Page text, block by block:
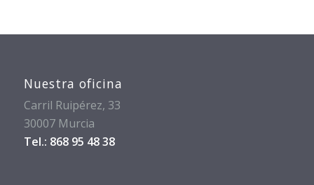
Nuestra oficina
Carril Ruipérez, 33
30007 Murcia
Tel.: 868 95 48 38